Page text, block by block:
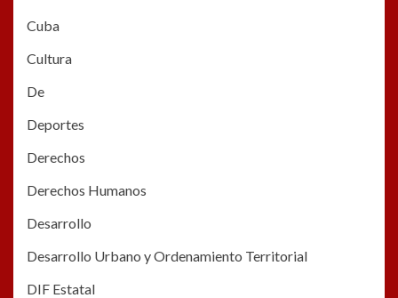
Cuba
Cultura
De
Deportes
Derechos
Derechos Humanos
Desarrollo
Desarrollo Urbano y Ordenamiento Territorial
DIF Estatal